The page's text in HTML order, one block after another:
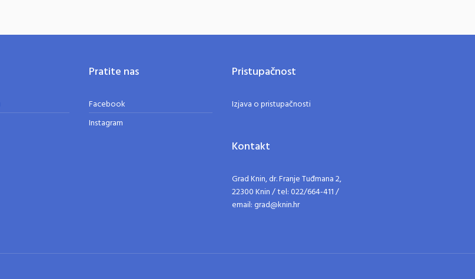
Pratite nas
Facebook
Instagram
Pristupačnost
Izjava o pristupačnosti
Kontakt
Grad Knin, dr. Franje Tuđmana 2,
22300 Knin / tel: 022/664-411 /
email: grad@knin.hr